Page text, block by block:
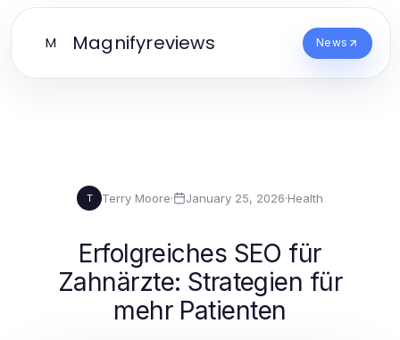
M Magnifyreviews News
T Terry Moore· January 25, 2026·Health
Erfolgreiches SEO für
Zahnärzte: Strategien für
mehr Patienten